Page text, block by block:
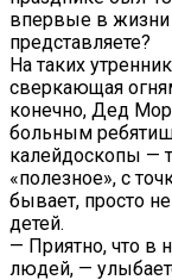
впервые в жизни
представляете?
На таких
сверкающая
конечно, Дед
больным
калейдоскопы —
«полезное», с
бывает, просто
детей.
— Приятно, что в
людей, —